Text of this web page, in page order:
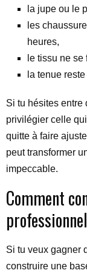
la jupe ou le
les
heures,
le tissu ne se
la tenue
Si tu hésites entre
privilégier celle
quitte à faire
peut transformer
impeccable.
Comment
Si tu veux gagner
construire une